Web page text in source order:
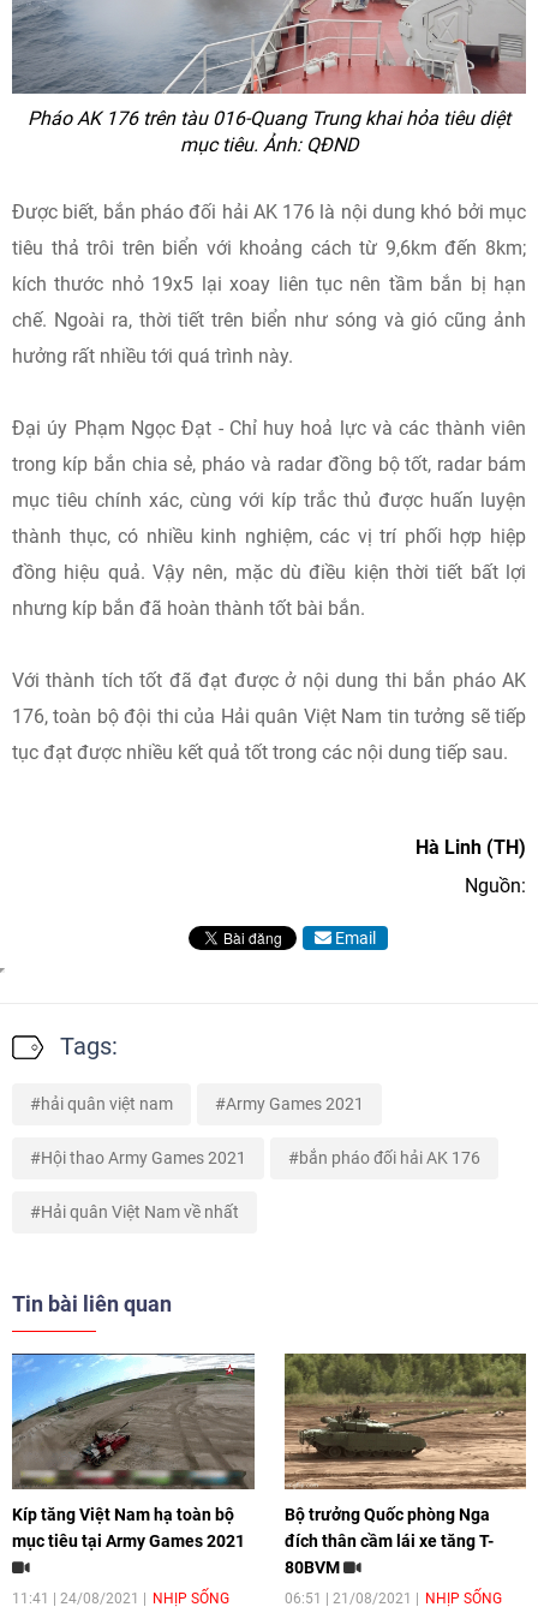
Pháo AK 176 trên tàu 016-Quang Trung khai hỏa tiêu diệt
mục tiêu. Ảnh: QĐND
Được biết, bắn pháo đối hải AK 176 là nội dung khó bởi mục
tiêu thả trôi trên biển với khoảng cách từ 9,6km đến 8km;
kích thước nhỏ 19x5 lại xoay liên tục nên tầm bắn bị hạn
chế. Ngoài ra, thời tiết trên biển như sóng và gió cũng ảnh
hưởng rất nhiều tới quá trình này.
Đại úy Phạm Ngọc Đạt - Chỉ huy hoả lực và các thành viên
trong kíp bắn chia sẻ, pháo và radar đồng bộ tốt, radar bám
mục tiêu chính xác, cùng với kíp trắc thủ được huấn luyện
thành thục, có nhiều kinh nghiệm, các vị trí phối hợp hiệp
đồng hiệu quả. Vậy nên, mặc dù điều kiện thời tiết bất lợi
nhưng kíp bắn đã hoàn thành tốt bài bắn.
Với thành tích tốt đã đạt được ở nội dung thi bắn pháo AK
176, toàn bộ đội thi của Hải quân Việt Nam tin tưởng sẽ tiếp
tục đạt được nhiều kết quả tốt trong các nội dung tiếp sau.
Hà Linh (TH)
Nguồn:
Email
Tags:
hải quân việt nam Army Games 2021
Hội thao Army Games 2021 bắn pháo đối hải AK 176
Hải quân Việt Nam về nhất
Tin bài liên quan
Kíp tăng Việt Nam hạ toàn bộ
mục tiêu tại Army Games 2021
11:41 | 24/08/2021 NHỊP SỐNG
Bộ trưởng Quốc phòng Nga
đích thân cầm lái xe tăng T-
80BVM
06:51 | 21/08/2021 NHỊP SỐNG